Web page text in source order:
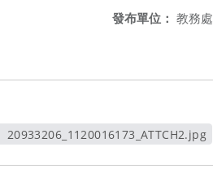
發布單位： 教務處
20933206_1120016173_ATTCH2.jpg